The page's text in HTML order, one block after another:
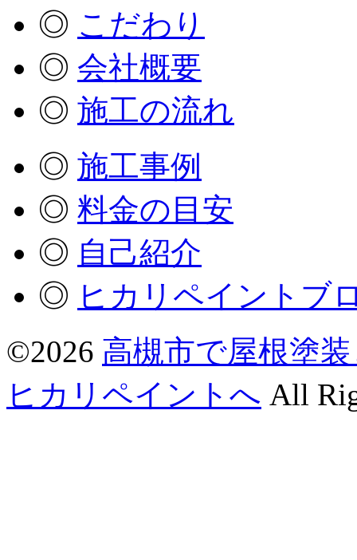
◎ こだわり
◎ 会社概要
◎ 施工の流れ
◎ 施工事例
◎ 料金の目安
◎ 自己紹介
◎ ヒカリペイントブ
©2026 高槻市で屋根塗
ヒカリペイントへ All